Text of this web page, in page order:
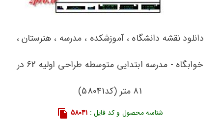
دانلود نقشه دانشگاه ، آموزشکده ، مدرسه ، هنرستان ،
خوابگاه - مدرسه ابتدایی متوسطه طراحی اولیه 62 در
81 متر (کد58041)
شناسه محصول و کد فایل : 58041